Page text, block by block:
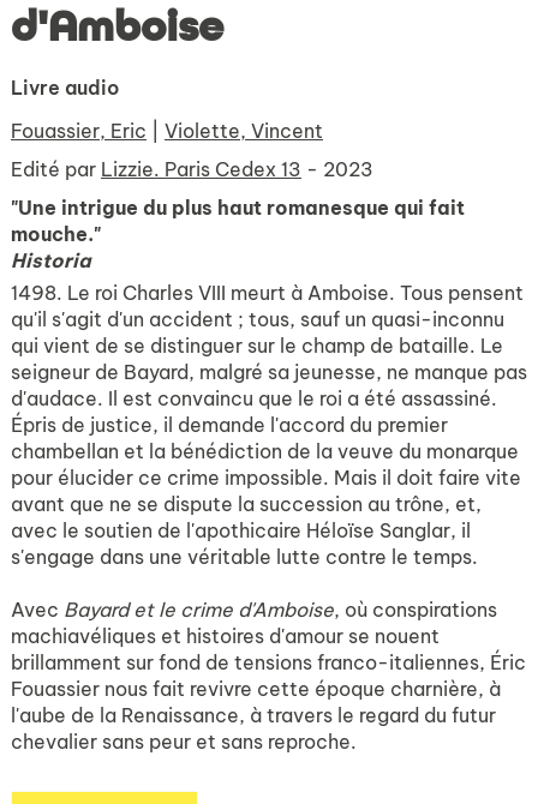
d'Amboise
Livre audio
Fouassier, Eric
Violette, Vincent
Edité par Lizzie. Paris Cedex 13 - 2023
"Une intrigue du plus haut romanesque qui fait
mouche."
Historia
1498. Le roi Charles VIII meurt à Amboise. Tous pensent
qu'il s'agit d'un accident ; tous, sauf un quasi-inconnu
qui vient de se distinguer sur le champ de bataille. Le
seigneur de Bayard, malgré sa jeunesse, ne manque pas
d'audace. Il est convaincu que le roi a été assassiné.
Épris de justice, il demande l'accord du premier
chambellan et la bénédiction de la veuve du monarque
pour élucider ce crime impossible. Mais il doit faire vite
avant que ne se dispute la succession au trône, et,
avec le soutien de l'apothicaire Héloïse Sanglar, il
s'engage dans une véritable lutte contre le temps.
Avec Bayard et le crime d'Amboise, où conspirations
machiavéliques et histoires d'amour se nouent
brillamment sur fond de tensions franco-italiennes, Éric
Fouassier nous fait revivre cette époque charnière, à
l'aube de la Renaissance, à travers le regard du futur
chevalier sans peur et sans reproche.